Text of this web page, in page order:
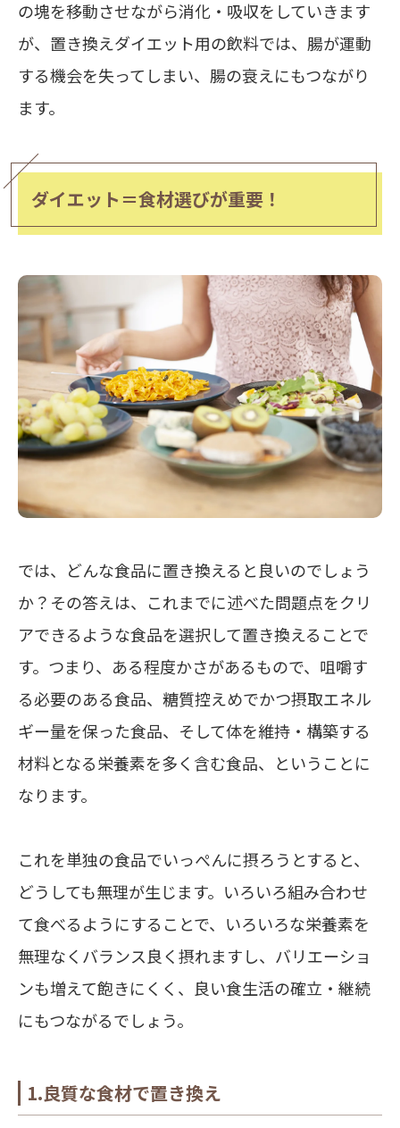
の塊を移動させながら消化・吸収をしていきます
が、置き換えダイエット用の飲料では、腸が運動
する機会を失ってしまい、腸の衰えにもつながり
ます。
ダイエット＝食材選びが重要！
では、どんな食品に置き換えると良いのでしょう
か？その答えは、これまでに述べた問題点をクリ
アできるような食品を選択して置き換えることで
す。つまり、 ある程度かさがあるもので、咀嚼す
る必要のある食品、糖質控えめでかつ摂取エネル
ギー量を保った食品、そして体を維持・構築する
材料となる栄養素を多く含む食品、ということに
なります。
これを単独の食品でいっぺんに摂ろうとすると、
どうしても無理が生じます。いろいろ組み合わせ
て食べるようにすることで、いろいろな栄養素を
無理なくバランス良く摂れますし、バリエーショ
ンも増えて飽きにくく、良い食生活の確立・継続
にもつながるでしょう。
1.良質な食材で置き換え